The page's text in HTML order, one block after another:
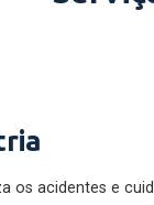
os acidentes e